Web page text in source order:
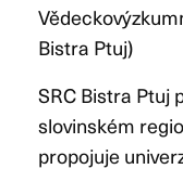
Bistra Ptuj)
SRC Bistra Ptuj
slovinském
propojuje